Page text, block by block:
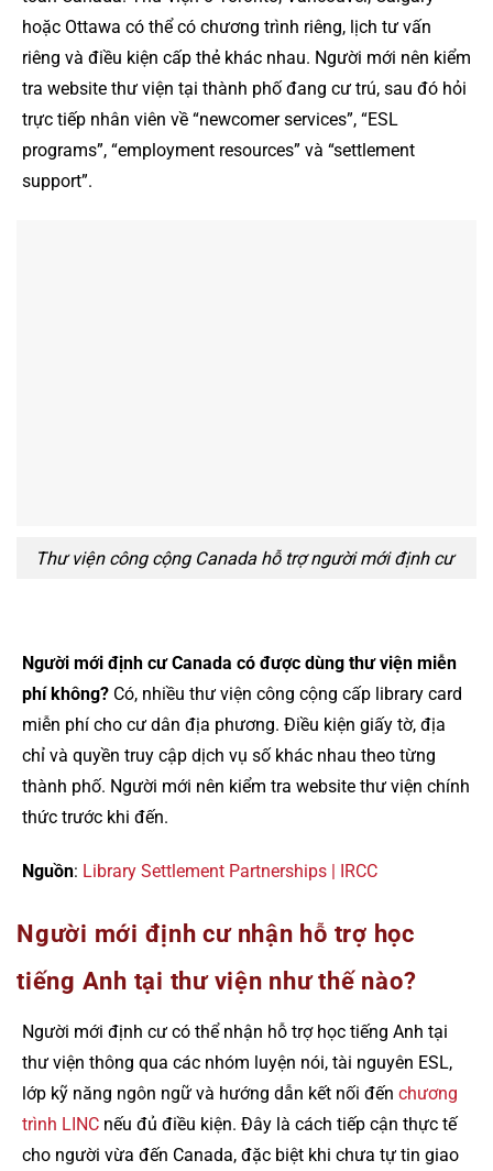
hoặc Ottawa có thể có chương trình riêng, lịch tư vấn
riêng và điều kiện cấp thẻ khác nhau. Người mới nên kiểm
tra website thư viện tại thành phố đang cư trú, sau đó hỏi
trực tiếp nhân viên về “newcomer services”, “ESL
programs”, “employment resources” và “settlement
support”.
Thư viện công cộng Canada hỗ trợ người mới định cư
Người mới định cư Canada có được dùng thư viện miễn
phí không? Có, nhiều thư viện công cộng cấp library card
miễn phí cho cư dân địa phương. Điều kiện giấy tờ, địa
chỉ và quyền truy cập dịch vụ số khác nhau theo từng
thành phố. Người mới nên kiểm tra website thư viện chính
thức trước khi đến.
Nguồn: Library Settlement Partnerships | IRCC
Người mới định cư nhận hỗ trợ học
tiếng Anh tại thư viện như thế nào?
Người mới định cư có thể nhận hỗ trợ học tiếng Anh tại
thư viện thông qua các nhóm luyện nói, tài nguyên ESL,
lớp kỹ năng ngôn ngữ và hướng dẫn kết nối đến chương
trình LINC nếu đủ điều kiện. Đây là cách tiếp cận thực tế
cho người vừa đến Canada, đặc biệt khi chưa tự tin giao